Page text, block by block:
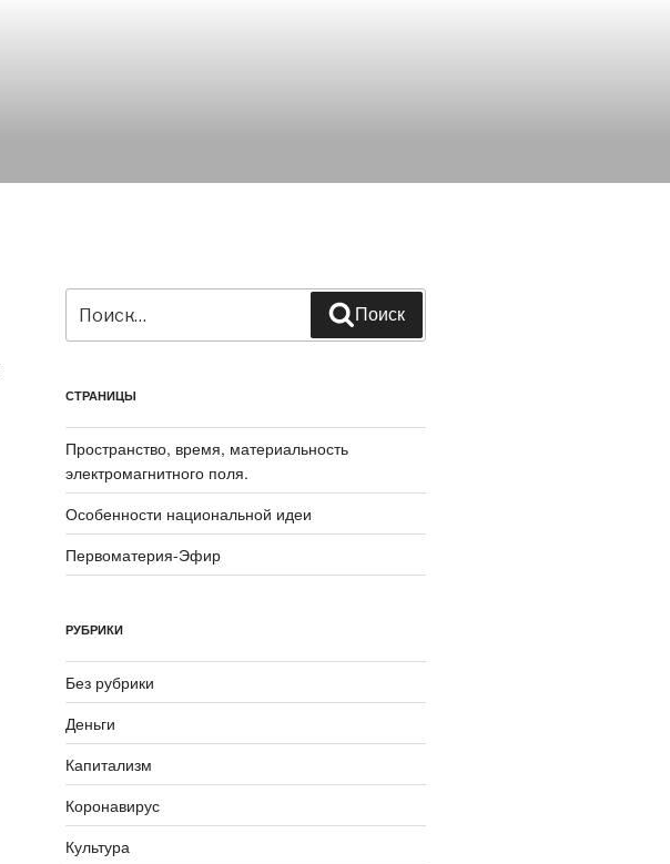
Поиск
СТРАНИЦЫ
Пространство, время, материальность
электромагнитного поля.
Особенности национальной идеи
Первоматерия-Эфир
РУБРИКИ
Без рубрики
Деньги
Капитализм
Коронавирус
Культура